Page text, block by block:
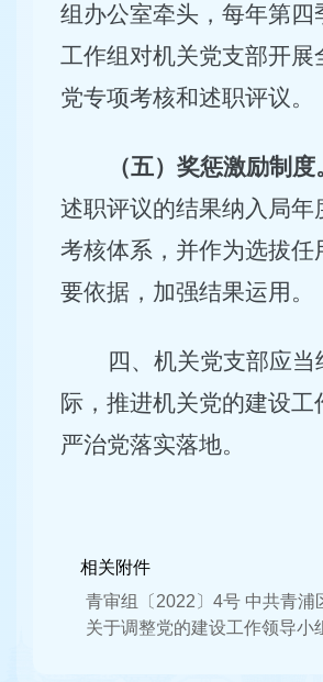
组办公室牵头，每年第四
工作组对机关党支部开展
党专项考核和述职评议。
（五）奖惩激励制度
述职评议的结果纳入局年
考核体系，并作为选拔任
要依据，加强结果运用。
四、机关党支部应当
际，推进机关党的建设工
严治党落实落地。
相关附件
青审组〔2022〕4号 中共青浦
关于调整党的建设工作领导小